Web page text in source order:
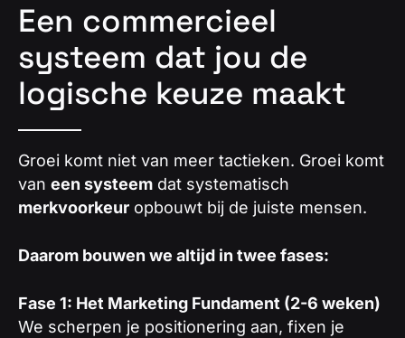
Een commercieel
systeem dat jou de
logische keuze maakt
Groei komt niet van meer tactieken. Groei komt
van een systeem dat systematisch
merkvoorkeur opbouwt bij de juiste mensen.
Daarom bouwen we altijd in twee fases:
Fase 1: Het Marketing Fundament (2-6 weken)
We scherpen je positionering aan, fixen je